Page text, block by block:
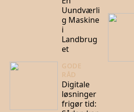
Uundværli
g Maskine
i
Landbrug
et
GODE
RÅD
Digitale
løsninger
frigør tid: